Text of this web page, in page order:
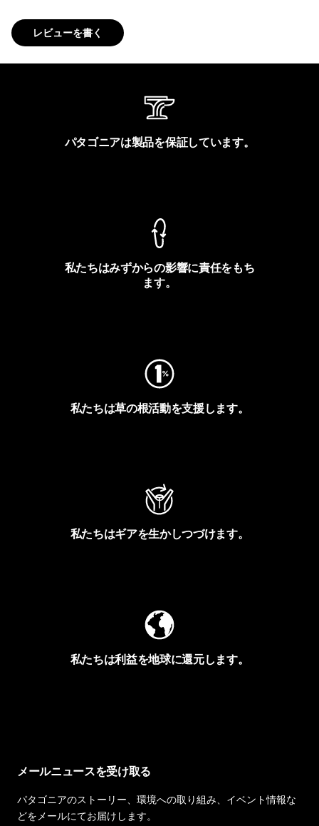
レビューを書く
パタゴニアは製品を保証しています。
私たちはみずからの影響に責任をもち
ます。
私たちは草の根活動を支援します。
私たちはギアを生かしつづけます。
私たちは利益を地球に還元します。
メールニュースを受け取る
パタゴニアのストーリー、環境への取り組み、イベント情報な
どをメールにてお届けします。